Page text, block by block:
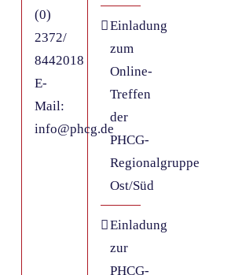
(0)
2372/
8442018
E-
Mail:
info@phcg.de
Einladung
zum
Online-
Treffen
der
PHCG-
Regionalgruppe
Ost/Süd
Einladung
zur
PHCG-